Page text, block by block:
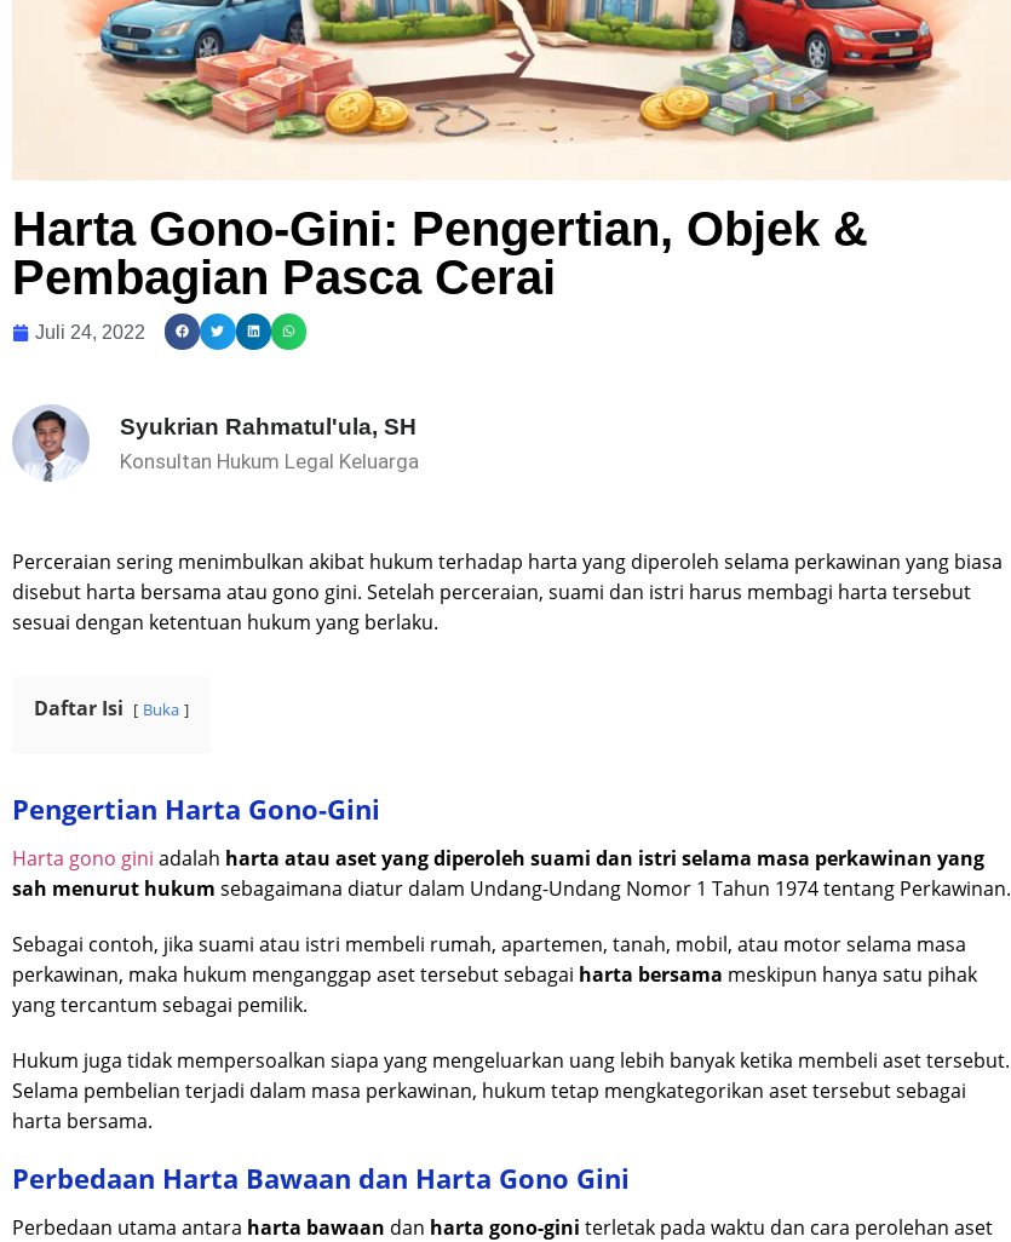
Harta Gono-Gini: Pengertian, Objek &
Pembagian Pasca Cerai
Juli 24, 2022
Syukrian Rahmatul'ula, SH
Konsultan Hukum Legal Keluarga
Perceraian sering menimbulkan akibat hukum terhadap harta yang diperoleh selama perkawinan yang biasa
disebut harta bersama atau gono gini. Setelah perceraian, suami dan istri harus membagi harta tersebut
sesuai dengan ketentuan hukum yang berlaku.
Daftar Isi Buka
Pengertian Harta Gono-Gini
Harta gono gini adalah harta atau aset yang diperoleh suami dan istri selama masa perkawinan yang
sah menurut hukum sebagaimana diatur dalam Undang-Undang Nomor 1 Tahun 1974 tentang Perkawinan.
Sebagai contoh, jika suami atau istri membeli rumah, apartemen, tanah, mobil, atau motor selama masa
perkawinan, maka hukum menganggap aset tersebut sebagai harta bersama meskipun hanya satu pihak
yang tercantum sebagai pemilik.
Hukum juga tidak mempersoalkan siapa yang mengeluarkan uang lebih banyak ketika membeli aset tersebut.
Selama pembelian terjadi dalam masa perkawinan, hukum tetap mengkategorikan aset tersebut sebagai
harta bersama.
Perbedaan Harta Bawaan dan Harta Gono Gini
Perbedaan utama antara harta bawaan dan harta gono-gini terletak pada waktu dan cara perolehan aset